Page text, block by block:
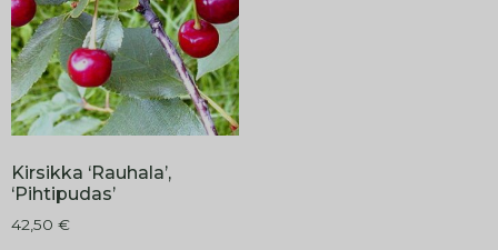
Kirsikka ‘Rauhala’,
‘Pihtipudas’
42,50 €